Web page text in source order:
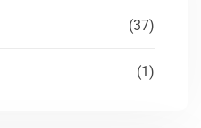
(37)
(1)